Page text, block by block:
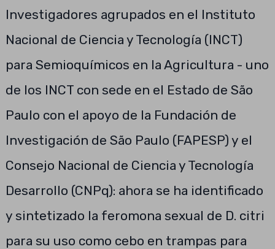
Investigadores agrupados en el Instituto
Nacional de Ciencia y Tecnología (INCT)
para Semioquímicos en la Agricultura - uno
de los INCT con sede en el Estado de São
Paulo con el apoyo de la Fundación de
Investigación de São Paulo (FAPESP) y el
Consejo Nacional de Ciencia y Tecnología
Desarrollo (CNPq): ahora se ha identificado
y sintetizado la feromona sexual de D. citri
para su uso como cebo en trampas para